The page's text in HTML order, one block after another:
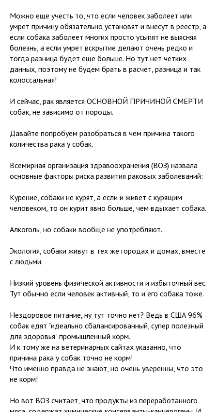
Можно еще учесть то, что если человек заболеет или
умрет причину обязательно установят и внесут в реестр, а
если собака заболеет многих просто усыпят не выясняя
болезнь, а если умрет вскрытие делают очень редко и
тогда разница будет еще больше. Но тут нет четких
данных, поэтому не будем брать в расчет, разница и так
колоссальная!
И сейчас, рак является ОСНОВНОЙ ПРИЧИНОЙ СМЕРТИ
собак, не зависимо от породы.
Давайте попробуем разобраться в чем причина такого
количества рака у собак.
Всемирная организация здравоохранения (ВОЗ) назвала
основные факторы риска развития раковых заболеваний:
Курение, собаки не курят, а если и живет с курящим
человеком, то он курит явно больше, чем вдыхает собака.
Алкоголь, но собаки вообще не употребляют.
Экология, собаки живут в тех же городах и домах, вместе
с людьми.
Низкий уровень физической активности и избыточный вес.
Тут обычно если человек активный, то и его собака тоже.
Нездоровое питание, ну тут точно нет? Ведь в США 96%
собак едят "идеально сбалансированный, супер полезный
для здоровья" промышленный корм.
И к тому же на ветеринарных сайтах указанно, что
причина рака у собак точно не корм!
Что именно правда не знают, но очень уверенны, что это
не корм!
Но вот ВОЗ считает, что продукты из переработанного